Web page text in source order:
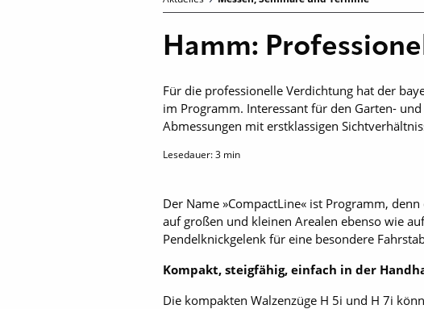
Hamm:
Für die professionelle Verdichtung hat der
im Programm. Interessant für den Garten-
Abmessungen mit erstklassigen
Lesedauer:3 min
Der Name »CompactLine« ist Programm,
auf großen und kleinen Arealen ebenso wie
Pendelknickgelenk für eine besondere
Kompakt, steigfähig, einfach in der
Die kompakten Walzenzüge H 5i und H 7i